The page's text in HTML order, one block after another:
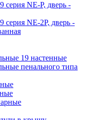
NE-P, дверь -
NE-2P, дверь -
19 настенные
пенального типа